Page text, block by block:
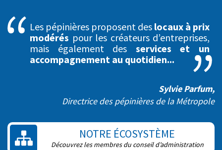
Les pépinières proposent des locaux à prix
modérés pour les créateurs d’entreprises,
mais également des services et un
accompagnement au quotidien...
Sylvie Parfum,
Directrice des pépinières de la Métropole
NOTRE ÉCOSYSTÈME
Découvrez les membres du conseil d’administration